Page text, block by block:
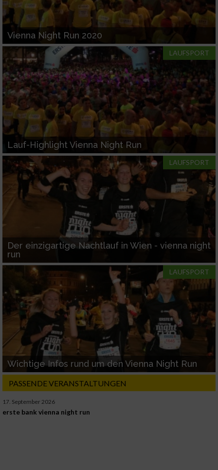
Vienna Night Run 2020
LAUFSPORT
Lauf-Highlight Vienna Night Run
LAUFSPORT
Der einzigartige Nachtlauf in Wien - vienna night
run
LAUFSPORT
Wichtige Infos rund um den Vienna Night Run
PASSENDE VERANSTALTUNGEN
17. September 2026
erste bank vienna night run